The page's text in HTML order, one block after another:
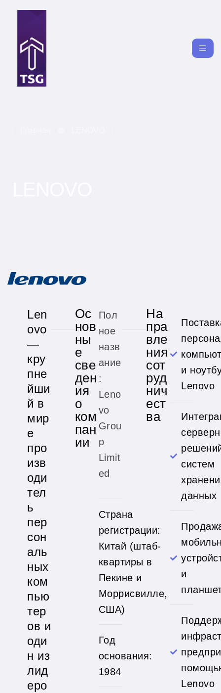
Len
ovo
—
кру
пне
йши
й в
мир
е
про
изв
оди
тел
ь
пер
сон
аль
ных
ком
пью
тер
ов и
оди
н из
лид
еро
Ос
нов
ны
е
све
ден
ия
о
ком
пан
ии
Пол
ное
назв
ание
:
Leno
vo
Grou
p
Limit
ed
Страна
регистрации:
Китай (штаб-
квартиры в
Пекине и
Моррисвилле,
США)
Год
основания:
1984
На
пра
вле
ния
сот
руд
нич
ест
ва
и
Lenovo
систем
данных
и
Lenovo